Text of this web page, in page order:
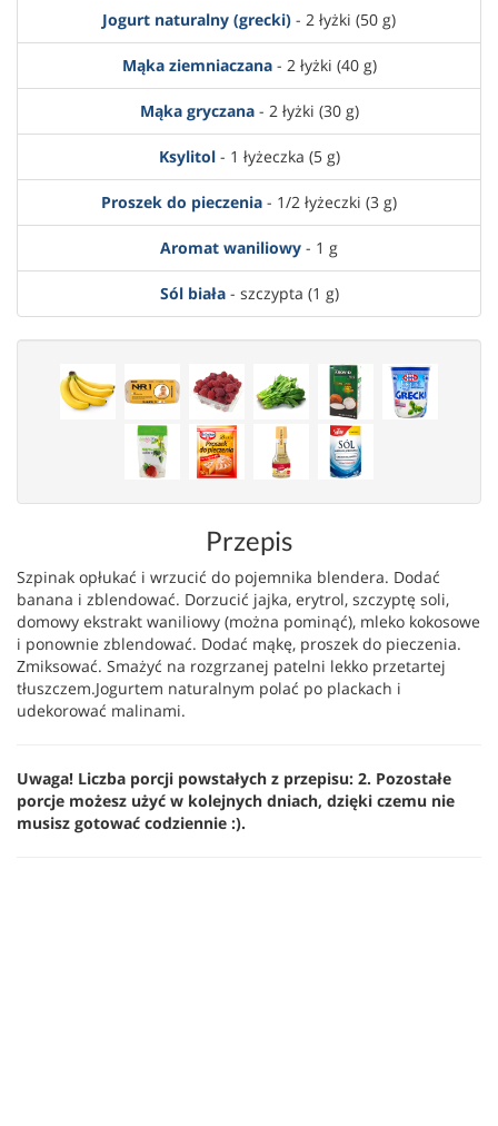
Jogurt naturalny (grecki) - 2 łyżki (50 g)
Mąka ziemniaczana- 2 łyżki (40 g)
Mąka gryczana- 2 łyżki (30 g)
Ksylitol- 1 łyżeczka (5 g)
Proszek do pieczenia - 1/2 łyżeczki (3 g)
Aromat waniliowy - 1 g
Sól biała- szczypta (1 g)
Przepis
Szpinak opłukać i wrzucić do pojemnika blendera. Dodać
banana i zblendować. Dorzucić jajka, erytrol, szczyptę soli,
domowy ekstrakt waniliowy (można pominąć), mleko kokosowe
i ponownie zblendować. Dodać mąkę, proszek do pieczenia.
Zmiksować. Smażyć na rozgrzanej patelni lekko przetartej
tłuszczem.Jogurtem naturalnym polać po plackach i
udekorować malinami.
Uwaga! Liczba porcji powstałych z przepisu: 2. Pozostałe
porcje możesz użyć w kolejnych dniach, dzięki czemu nie
musisz gotować codziennie :).